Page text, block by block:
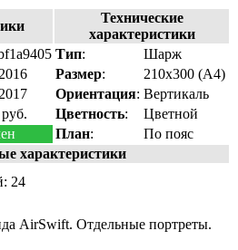
Технические
характеристики
Тип:
Шарж
Размер:
210x300 (A4)
Ориентация: Вертикаль
Цветность:
Цветной
План:
По пояс
характеристики
24
AirSwift. Отдельные портреты.